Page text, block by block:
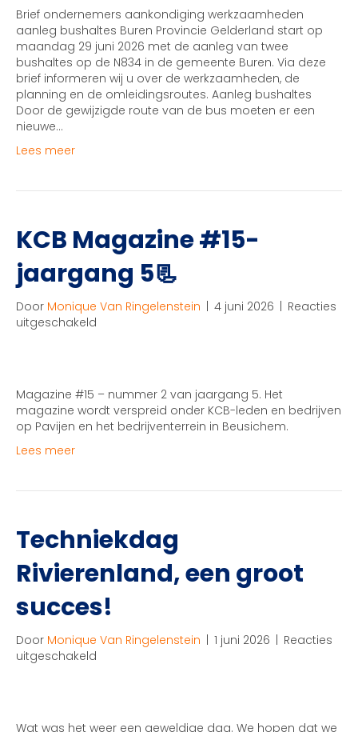
van
29
juni
tot
3
juli
Brief ondernemers aankondiging werkzaamheden
aanleg bushaltes Buren Provincie Gelderland start op
maandag 29 juni 2026 met de aanleg van twee
bushaltes op de N834 in de gemeente Buren. Via deze
brief informeren wij u over de werkzaamheden, de
planning en de omleidingsroutes. Aanleg bushaltes
Door de gewijzigde route van de bus moeten er een
nieuwe…
Lees meer
KCB Magazine #15-
jaargang 5📃
Door Monique Van Ringelenstein | 4 juni 2026 | Reacties
uitgeschakeld
📃
Magazine #15 – nummer 2 van jaargang 5. Het
magazine wordt verspreid onder KCB-leden en bedrijven
op Pavijen en het bedrijventerrein in Beusichem.
Lees meer
Techniekdag
Rivierenland, een groot
succes!
Door Monique Van Ringelenstein | 1 juni 2026 | Reacties
uitgeschakeld
Wat was het weer een geweldige dag. We hopen dat we